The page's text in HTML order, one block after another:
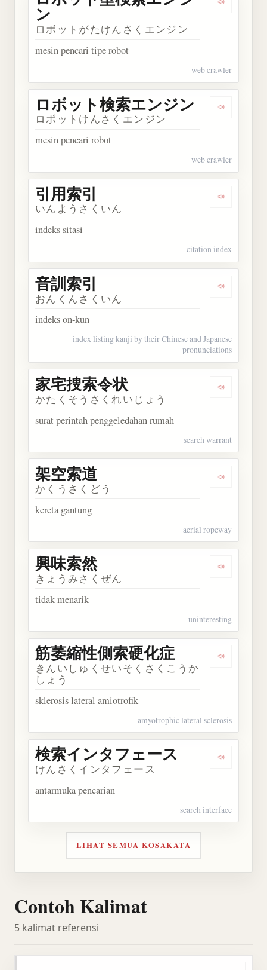
Dengarkan
ン
ロボットがたけんさくエンジン
mesin pencari tipe robot
web crawler
Dengarkan
ロボット検索エンジン
ロボットけんさくエンジン
mesin pencari robot
web crawler
Dengarkan
引用索引
いんようさくいん
indeks sitasi
citation index
Dengarkan
音訓索引
おんくんさくいん
indeks on-kun
index listing kanji by their Chinese and Japanese
pronunciations
Dengarkan
家宅捜索令状
かたくそうさくれいじょう
surat perintah penggeledahan rumah
search warrant
Dengarkan
架空索道
かくうさくどう
kereta gantung
aerial ropeway
Dengarkan
興味索然
きょうみさくぜん
tidak menarik
uninteresting
Dengarkan
筋萎縮性側索硬化症
きんいしゅくせいそくさくこうか
しょう
sklerosis lateral amiotrofik
amyotrophic lateral sclerosis
Dengarkan
検索インタフェース
けんさくインタフェース
antarmuka pencarian
search interface
LIHAT SEMUA KOSAKATA
Contoh Kalimat
5 kalimat referensi